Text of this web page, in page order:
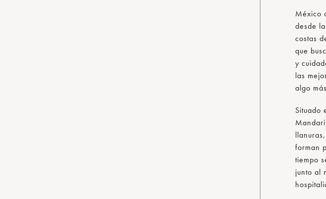
México
desde
costas
que
y
las
algo
Situado
forman
tiempo
junto al